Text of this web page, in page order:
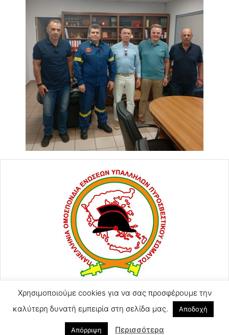
ΑΓΙΟΥ ΚΩΝΣΤΑΝΤΙΝΟΥ 57
2105248128
poeyps@yahoo.com
Χρησιμοποιούμε cookies για να σας προσφέρουμε την
καλύτερη δυνατή εμπειρία στη σελίδα μας.
Αποδοχή
Απόρριψη Περισσότερα